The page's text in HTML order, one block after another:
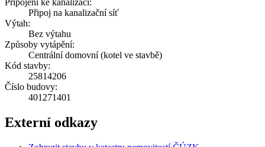
Připojení ke kanalizaci:
Připoj na kanalizační síť
Výtah:
Bez výtahu
Způsoby vytápění:
Centrální domovní (kotel ve stavbě)
Kód stavby:
25814206
Číslo budovy:
401271401
Externí odkazy